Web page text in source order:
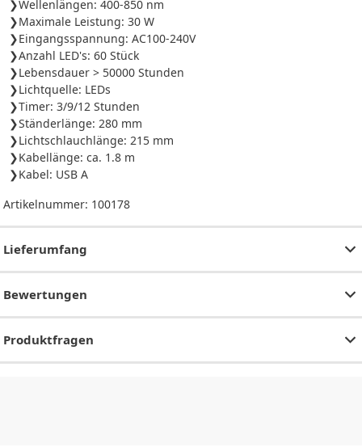
Wellenlängen: 400-850 nm
Maximale Leistung: 30 W
Eingangsspannung: AC100-240V
Anzahl LED's: 60 Stück
Lebensdauer > 50000 Stunden
Lichtquelle: LEDs
Timer: 3/9/12 Stunden
Ständerlänge: 280 mm
Lichtschlauchlänge: 215 mm
Kabellänge: ca. 1.8 m
Kabel: USB A
Artikelnummer: 100178
Lieferumfang
Bewertungen
Produktfragen